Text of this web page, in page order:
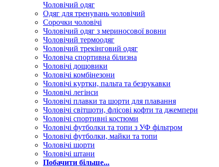
Чоловічий одяг
Одяг для тренувань чоловічий
Сорочки чоловічі
Чоловічий одяг з мериносової вовни
Чоловічий термоодяг
Чоловічий трекінговий одяг
Чоловіча спортивна білизна
Чоловічі дощовики
Чоловічі комбінезони
Чоловічі куртки, пальта та безрукавки
Чоловічі легінси
Чоловічі плавки та шорти для плавання
Чоловічі світшоти, флісові кофти та джемпери
Чоловічі спортивні костюми
Чоловічі футболки та топи з УФ фільтром
Чоловічі футболки, майки та топи
Чоловічі шорти
Чоловічі штани
Побачити більше...